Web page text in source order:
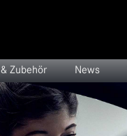
Zubehör News